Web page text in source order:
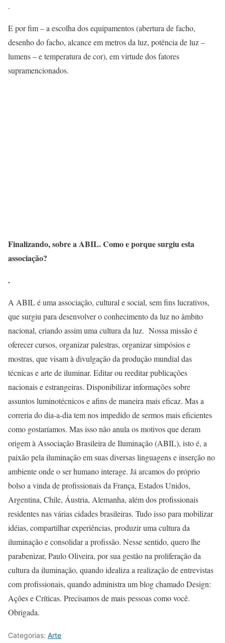
.
E por fim – a escolha dos equipamentos (abertura de facho,
desenho do facho, alcance em metros da luz, potência de luz –
lumens – e temperatura de cor), em virtude dos fatores
supramencionados.
Finalizando, sobre a ABIL. Como e porque surgiu esta
associação?
.
A ABIL é uma associação, cultural e social, sem fins lucrativos,
que surgiu para desenvolver o conhecimento da luz no âmbito
nacional, criando assim uma cultura da luz. Nossa missão é
oferecer cursos, organizar palestras, organizar simpósios e
mostras, que visam à divulgação da produção mundial das
técnicas e arte de iluminar. Editar ou reeditar publicações
nacionais e estrangeiras. Disponibilizar informações sobre
assuntos luminotécnicos e afins de maneira mais eficaz. Mas a
correria do dia-a-dia tem nos impedido de sermos mais eficientes
como gostaríamos. Mas isso não anula os motivos que deram
origem à Associação Brasileira de Iluminação (ABIL), isto é, a
paixão pela iluminação em suas diversas linguagens e inserção no
ambiente onde o ser humano interage. Já arcamos do próprio
bolso a vinda de profissionais da França, Estados Unidos,
Argentina, Chile, Áustria, Alemanha, além dos profissionais
residentes nas várias cidades brasileiras. Tudo isso para mobilizar
idéias, compartilhar experiências, produzir uma cultura da
iluminação e consolidar a profissão. Nesse sentido, quero lhe
parabenizar, Paulo Oliveira, por sua gestão na proliferação da
cultura da iluminação, quando idealiza a realização de entrevistas
com profissionais, quando administra um blog chamado Design:
Ações e Críticas. Precisamos de mais pessoas como você.
Obrigada.
Categorias: Arte